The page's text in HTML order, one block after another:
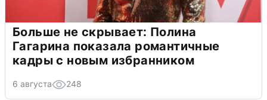
Больше не скрывает: Полина
Гагарина показала романтичные
кадры с новым избранником
6 августа 248